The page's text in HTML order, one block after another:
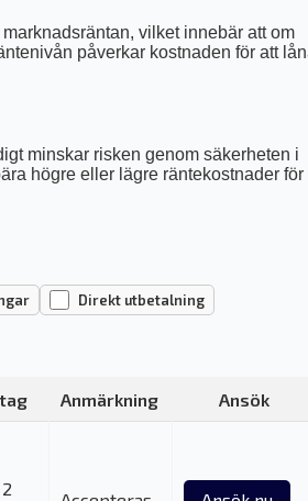
vilket innebär att om
påverkar kostnaden för att
minskar risken genom säkerheten i
högre eller lägre räntekostnader för
Direkt utbetalning
Anmärkning Ansök